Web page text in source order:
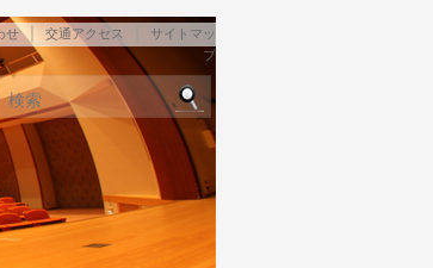
せ｜ 交通アクセス
サイトマッ
プ
検索